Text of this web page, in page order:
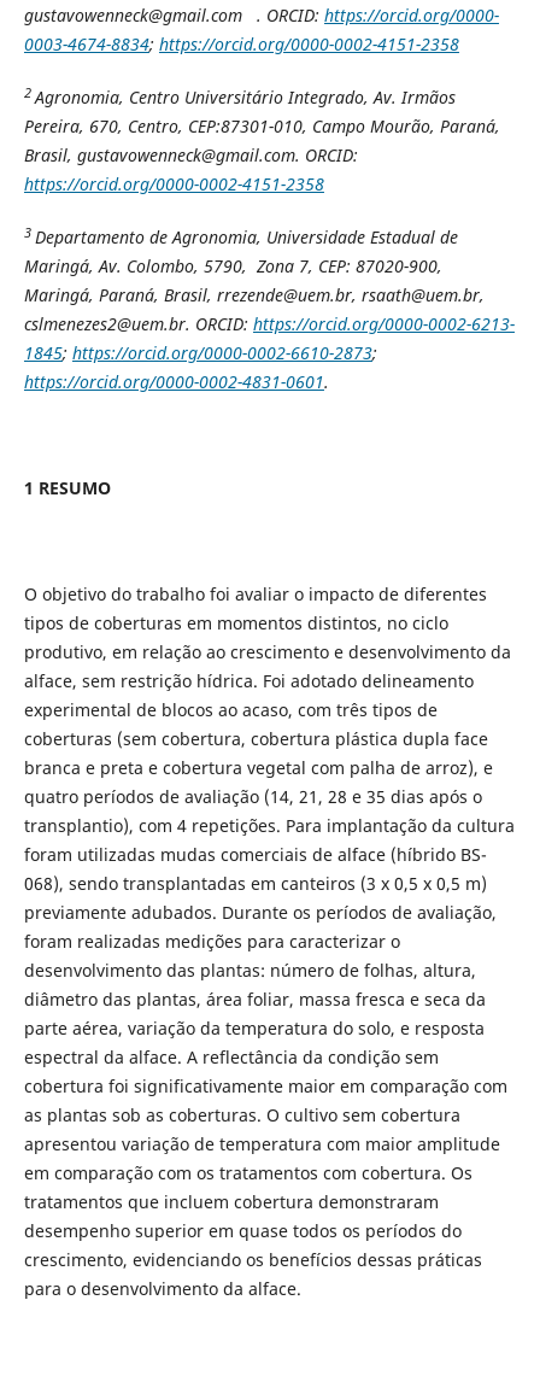
gustavowenneck@gmail.com . ORCID: https://orcid.org/0000-
0003-4674-8834; https://orcid.org/0000-0002-4151-2358
2 Agronomia, Centro Universitário Integrado, Av. Irmãos
Pereira, 670, Centro, CEP:87301-010, Campo Mourão, Paraná,
Brasil, gustavowenneck@gmail.com. ORCID:
https://orcid.org/0000-0002-4151-2358
3 Departamento de Agronomia, Universidade Estadual de
Maringá, Av. Colombo, 5790, Zona 7, CEP: 87020-900,
Maringá, Paraná, Brasil, rrezende@uem.br, rsaath@uem.br,
cslmenezes2@uem.br. ORCID: https://orcid.org/0000-0002-6213-
1845; https://orcid.org/0000-0002-6610-2873;
https://orcid.org/0000-0002-4831-0601.
1 RESUMO
O objetivo do trabalho foi avaliar o impacto de diferentes
tipos de coberturas em momentos distintos, no ciclo
produtivo, em relação ao crescimento e desenvolvimento da
alface, sem restrição hídrica. Foi adotado delineamento
experimental de blocos ao acaso, com três tipos de
coberturas (sem cobertura, cobertura plástica dupla face
branca e preta e cobertura vegetal com palha de arroz), e
quatro períodos de avaliação (14, 21, 28 e 35 dias após o
transplantio), com 4 repetições. Para implantação da cultura
foram utilizadas mudas comerciais de alface (híbrido BS-
068), sendo transplantadas em canteiros (3 x 0,5 x 0,5 m)
previamente adubados. Durante os períodos de avaliação,
foram realizadas medições para caracterizar o
desenvolvimento das plantas: número de folhas, altura,
diâmetro das plantas, área foliar, massa fresca e seca da
parte aérea, variação da temperatura do solo, e resposta
espectral da alface. A reflectância da condição sem
cobertura foi significativamente maior em comparação com
as plantas sob as coberturas. O cultivo sem cobertura
apresentou variação de temperatura com maior amplitude
em comparação com os tratamentos com cobertura. Os
tratamentos que incluem cobertura demonstraram
desempenho superior em quase todos os períodos do
crescimento, evidenciando os benefícios dessas práticas
para o desenvolvimento da alface.